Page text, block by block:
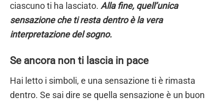
ciascuno ti ha lasciato. Alla fine, quell’unica
sensazione che ti resta dentro è la vera
interpretazione del sogno.
Se ancora non ti lascia in pace
Hai letto i simboli, e una sensazione ti è rimasta
dentro. Se sai dire se quella sensazione è un buon